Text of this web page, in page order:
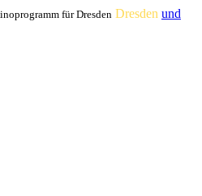
für Dresden Dresden und